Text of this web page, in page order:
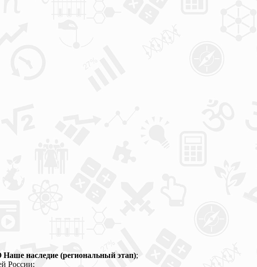
наследие (региональный этап);
России;